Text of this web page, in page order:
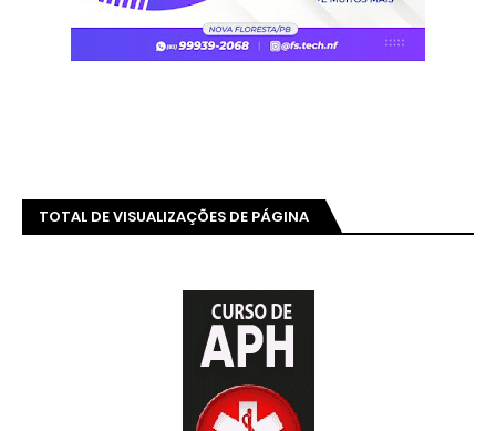
TOTAL DE VISUALIZAÇÕES DE PÁGINA